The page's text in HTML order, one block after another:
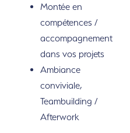
Montée en
compétences /
accompagnement
dans vos projets
Ambiance
conviviale,
Teambuilding /
Afterwork